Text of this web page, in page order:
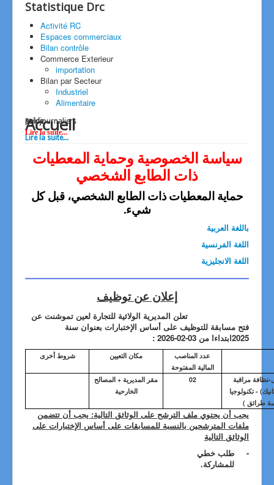
Recrutement Externe
Les Opérateur Economiques
Appel d'offres
ContactTel Fax
Nous contacter
Doléances
Statistique Drc
Activité RC
Espaces commerciaux
Bilan contrôle
Commerce Exterieur
importation
Bilan par Secteur
Industriel
Alimentaire
Prix journalier
prix journaliers
Lire la suite...
solde
Lire la suite...
Accueil
سياسة الخصوصية وحماية المعطيات
ذات الطابع الشخصي
حماية المعطيات ذات الطابع الشخصي، قبل كل
شيء.
باللغة العربية
اللغة الفرنسية
اللغة الانجليزية
إعلان عن توظيف
تعلن المديرية الولائية للتجارة لعين تموشنت عن
فتح مسابقة للتوظيف على أساس الإختبارات بعنوان سنة
2025ابتداءا من 03-02-2026 :
عدد المناصب
المالية المفتوحة
مكان التعيين شروط أخرى
نظافة مراقبة
- تكنولوجيا
طرائق )
02
مقر المديرية + المصالح
الخارحية
يجب أن يحتوي ملف الترشح على الوثائق التالية: يجب أن تتضمن
ملفات المترشحين بالنسبة للمسابقات على أساس الإختبارات على
الوثائق التالية
-
طلب خطي